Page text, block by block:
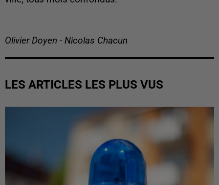
Olivier Doyen - Nicolas Chacun
LES ARTICLES LES PLUS VUS